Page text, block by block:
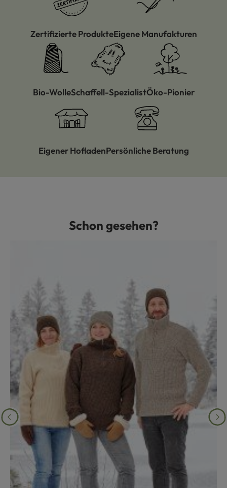
Zertifizierte ProdukteEigene Manufakturen
Bio-WolleSchaffell-SpezialistÖko-Pionier
Eigener HofladenPersönliche Beratung
Produktgalerie überspringenSchon gesehen?